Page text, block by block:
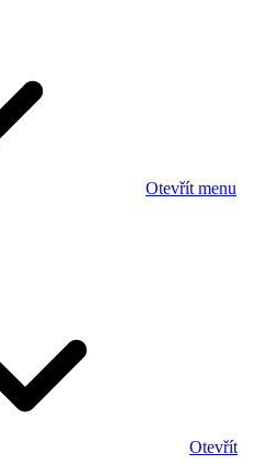
Otevřít menu
Otevřít